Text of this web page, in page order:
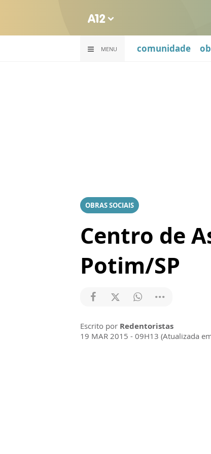
MENU comunidade
OBRAS SOCIAIS
Centro de
Potim/SP
Escrito por Redentoristas
19 MAR 2015 - 09H13 (Atualizada